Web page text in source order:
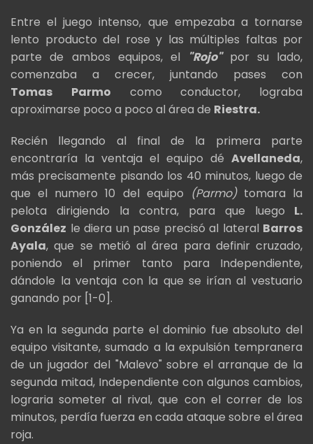
Entre el juego intenso, que empezaba a tornarse
lento producto del rose y las múltiples faltas por
parte de ambos equipos, el
"Rojo" por su lado,
comenzaba a crecer, juntando pases con
Tomas
Parmo como conductor, lograba
aproximarse poco a poco al área de Riestra.
Recién llegando al final de la primera parte
encontraría la ventaja el equipo dé Avellaneda,
más precisamente pisando los 40 minutos, luego de
que el numero 10 del equipo (Parmo)tomara la
pelota dirigiendo la contra, para que luego L.
González le diera un pase precisó al lateral Barros
Ayala, que se metió al área para definir cruzado,
poniendo el primer tanto para Independiente,
dándole la ventaja con la que se irían al vestuario
ganando por [1-0].
Ya en la segunda parte el dominio fue absoluto del
equipo visitante, sumado a la expulsión tempranera
de un jugador del "Malevo" sobre el arranque de la
segunda mitad, Independiente con algunos cambios,
lograria someter al rival, que con el correr de los
minutos, perdía fuerza en cada ataque sobre el área
roja.